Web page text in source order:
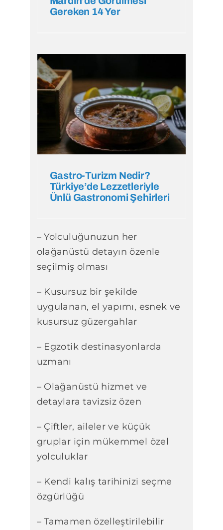
Gereken 14 Yer
Gastro-Turizm Nedir?
Türkiye’de Lezzetleriyle
Ünlü Gastronomi Şehirleri
– Yolculuğunuzun her
olağanüstü detayın özenle
seçilmiş olması
– Kusursuz bir şekilde
uygulanan, el yapımı, esnek ve
kusursuz güzergahlar
– Egzotik destinasyonlarda
uzmanı
– Olağanüstü hizmet ve
detaylara tavizsiz özen
– Çiftler, aileler ve küçük
gruplar için mükemmel özel
yolculuklar
– Kendi kalış tarihinizi seçme
özgürlüğü
– Tamamen özelleştirilebilir